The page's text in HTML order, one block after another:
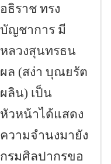
อธิราช ทรง
บัญชาการ มี
หลวงสุนทรธน
ผล (สง่า บุณยรัต
ผลิน) เป็น
หัวหน้าได้แสดง
ความจำนงมายัง
กรมศิลปากรขอ